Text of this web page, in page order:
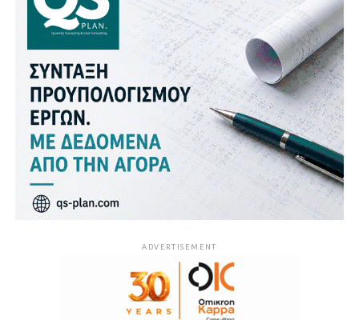
ADVERTISEMENT